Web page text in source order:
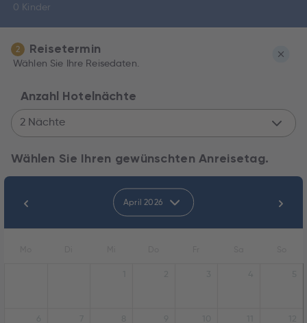
0 Kinder
2 Reisetermin
Wählen Sie Ihre Reisedaten.
Anzahl Hotelnächte
2 Nächte
Wählen Sie Ihren gewünschten Anreisetag.
April 2026